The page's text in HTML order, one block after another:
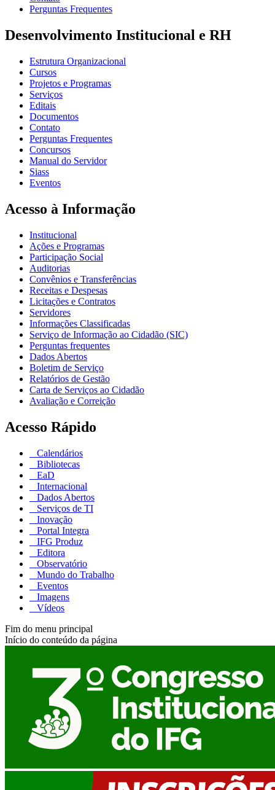
Perguntas Frequentes
Desenvolvimento Institucional e RH
Estrutura Organizacional
Cursos
Projetos e Programas
Serviços
Editais
Documentos
Contato
Perguntas Frequentes
Concursos
Manual do Servidor
Siass
Eventos
Acesso à Informação
Institucional
Ações e Programas
Participação Social
Auditorias
Convênios e Transferências
Receitas e Despesas
Licitações e Contratos
Servidores
Informações Classificadas
Serviço de Informação ao Cidadão (SIC)
Perguntas frequentes
Dados Abertos
Boletim de Serviço
Relatórios de Gestão
Carta de Serviços ao Cidadão
Avaliação e Correição
Acesso Rápido
Calendários
Bibliotecas
EaD
Internacional
Dados Abertos
Serviços de TI
Inovação
Portal Integra
IFG Produz
Editora
Observatório
Mundo do Trabalho
Eventos
Imagens
Vídeos
Fim do menu principal
Início do conteúdo da página